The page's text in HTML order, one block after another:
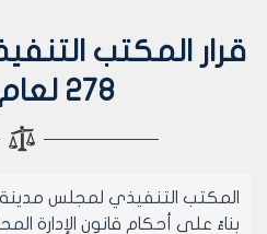
قرار المكتب
278 لعام 2016
المكتب التنفيذي لمجلس
بناءً على أحكام قانون الإدارة